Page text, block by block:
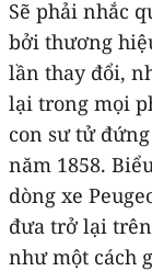
Sẽ phải nhắc
bởi thương
lần thay đổi,
lại trong mọi
con sư tử
năm 1858.
dòng xe
đưa trở lại
như một cách